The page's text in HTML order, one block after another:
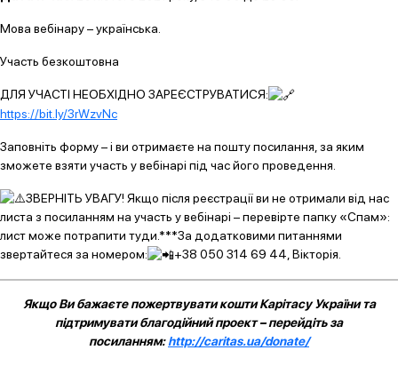
Мова вебінару – українська.
Участь безкоштовна
ДЛЯ УЧАСТІ НЕОБХІДНО ЗАРЕЄСТРУВАТИСЯ:
https://bit.ly/3rWzvNc
Заповніть форму – і ви отримаєте на пошту посилання, за яким
зможете взяти участь у вебінарі під час його проведення.
ЗВЕРНІТЬ УВАГУ! Якщо після реєстрації ви не отримали від нас
листа з посиланням на участь у вебінарі – перевірте папку «Спам»:
лист може потрапити туди.***За додатковими питаннями
звертайтеся за номером:
+38 050 314 69 44, Вікторія.
Якщо Ви бажаєте пожертвувати кошти Карітасу України та
підтримувати благодійний проект – перейдіть за
посиланням:http://caritas.ua/donate/